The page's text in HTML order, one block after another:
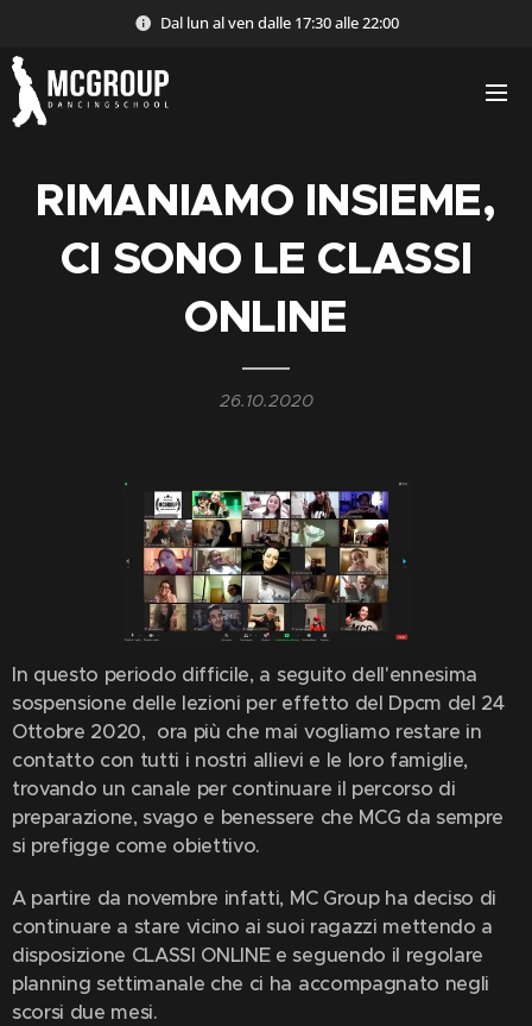
Dal lun al ven dalle 17:30 alle 22:00
RIMANIAMO INSIEME,
CI SONO LE CLASSI
ONLINE
26.10.2020
In questo periodo difficile, a seguito dell'ennesima
sospensione delle lezioni per effetto del Dpcm del 24
Ottobre 2020, ora più che mai vogliamo restare in
contatto con tutti i nostri allievi e le loro famiglie,
trovando un canale per continuare il percorso di
preparazione, svago e benessere che MCG da sempre
si prefigge come obiettivo.
A partire da novembre infatti, MC Group ha deciso di
continuare a stare vicino ai suoi ragazzi mettendo a
disposizione CLASSI ONLINE e seguendo il regolare
planning settimanale che ci ha accompagnato negli
scorsi due mesi.